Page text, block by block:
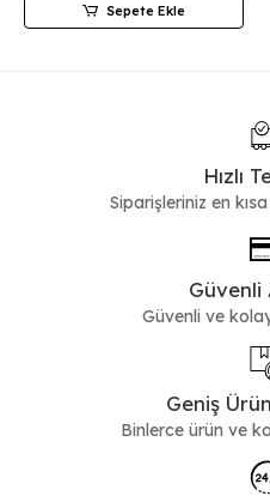
Sepete Ekle
Hızlı
Siparişleriniz en
Güvenli
Güvenli ve
Geniş
Binlerce ürün ve